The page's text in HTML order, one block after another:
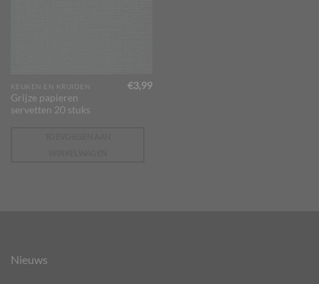
KEUKEN EN KRUIDEN
Grijze papieren
servetten 20 stuks
€3,99
Nieuws